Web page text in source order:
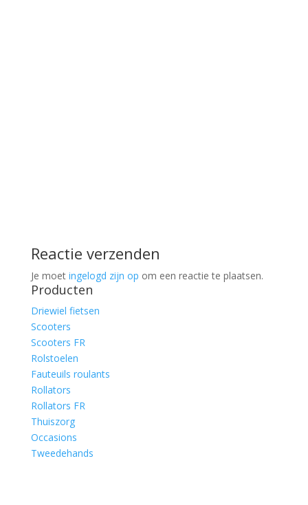
Reactie verzenden
Je moet ingelogd zijn op om een reactie te plaatsen.
Producten
Driewiel fietsen
Scooters
Scooters FR
Rolstoelen
Fauteuils roulants
Rollators
Rollators FR
Thuiszorg
Occasions
Tweedehands